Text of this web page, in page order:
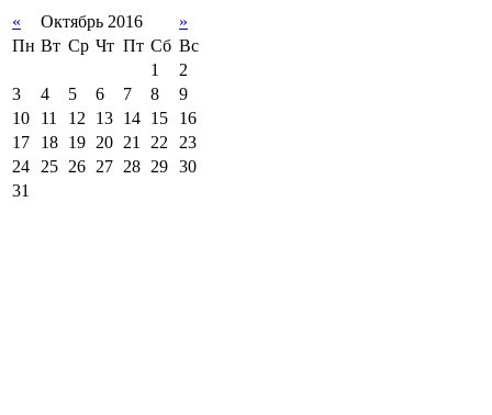
« Октябрь 2016
»
Пн Вт Ср Чт Пт Сб Вс
1
2
3
4 5 6 7 8
9
10
11 12 13 14 15
16
17
18 19 20 21 22
23
24
25 26 27 28 29 30
31